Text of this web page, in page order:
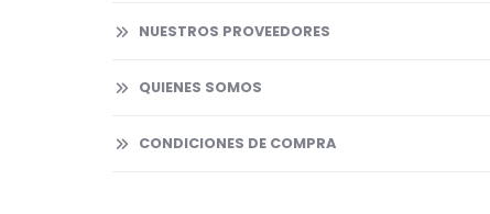
NUESTROS PROVEEDORES
QUIENES SOMOS
CONDICIONES DE COMPRA